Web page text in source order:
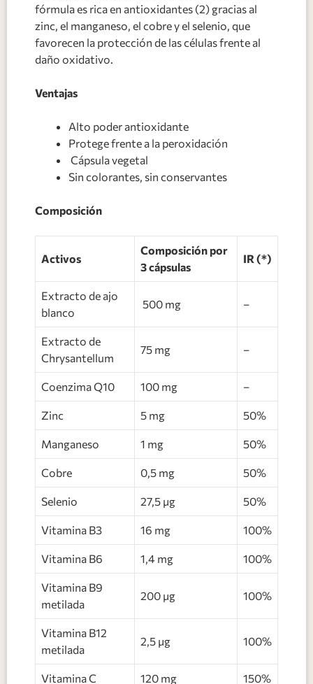
fórmula es rica en antioxidantes (2) gracias al
zinc, el manganeso, el cobre y el selenio, que
favorecen la protección de las células frente al
daño oxidativo.
Ventajas
Alto poder antioxidante
Protege frente a la peroxidación
Cápsula vegetal
Sin colorantes, sin conservantes
Composición
Activos
Composición por
3 cápsulas
IR (*)
Extracto de ajo
blanco
500 mg –
Extracto de
Chrysantellum
75 mg –
Coenzima Q10 100 mg –
Zinc 5 mg 50%
Manganeso 1 mg 50%
Cobre 0,5 mg 50%
Selenio 27,5 µg 50%
Vitamina B3 16 mg 100%
Vitamina B6 1,4 mg 100%
Vitamina B9
metilada
200 µg 100%
Vitamina B12
metilada
2,5 µg 100%
Vitamina C 120 mg 150%